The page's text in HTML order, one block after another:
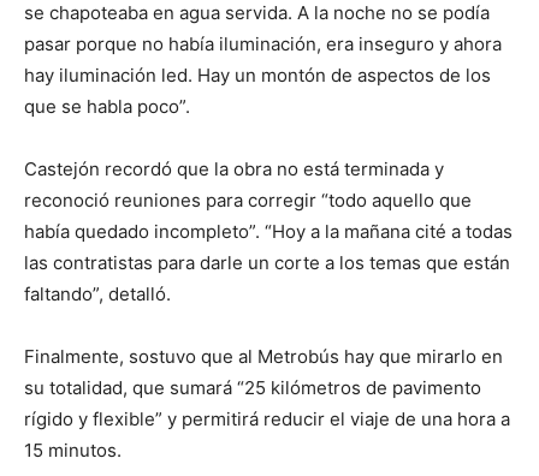
se chapoteaba en agua servida. A la noche no se podía
pasar porque no había iluminación, era inseguro y ahora
hay iluminación led. Hay un montón de aspectos de los
que se habla poco”.
Castejón recordó que la obra no está terminada y
reconoció reuniones para corregir “todo aquello que
había quedado incompleto”. “Hoy a la mañana cité a todas
las contratistas para darle un corte a los temas que están
faltando”, detalló.
Finalmente, sostuvo que al Metrobús hay que mirarlo en
su totalidad, que sumará “25 kilómetros de pavimento
rígido y flexible” y permitirá reducir el viaje de una hora a
15 minutos.